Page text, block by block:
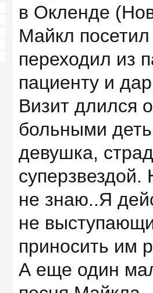
в Окленде
Майкл
переходил из
пациенту и
Визит длился
больными
девушка,
не знаю..Я
не
приносить им
А еще один